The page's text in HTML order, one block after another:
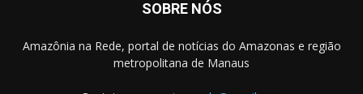
SOBRE NÓS
Amazônia na Rede, portal de notícias do Amazonas e região
metropolitana de Manaus